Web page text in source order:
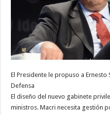
El Presidente le propuso a
Defensa
El diseño del nuevo gabinete
ministros. Macri necesita gestión